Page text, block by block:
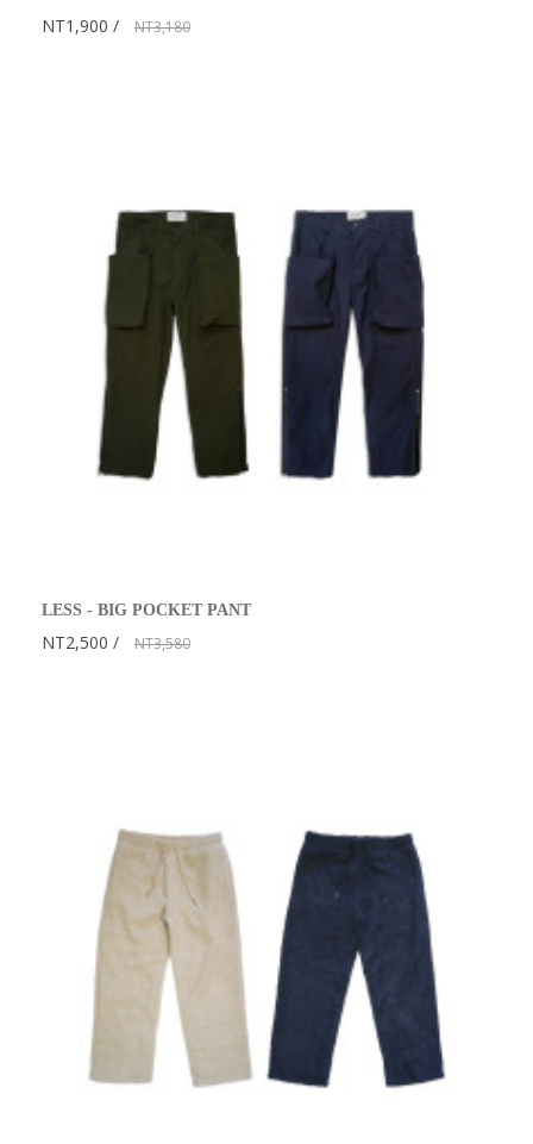
NT1,900 NT3,180
LESS - BIG POCKET PANT
NT2,500 NT3,580